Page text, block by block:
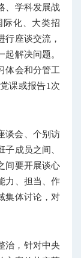
、学科发展战
际化、大类招
行座谈交流，
解决问题。
体会和分管工
课或报告1次
谈会、个别访
成员之间、
间要开展谈心
力、担当、作
集体讨论，对
治，针对中央